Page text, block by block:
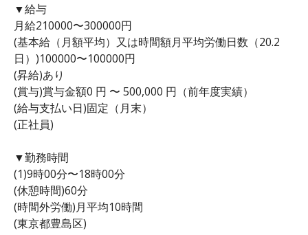
▼給与
月給210000〜300000円
(基本給（月額平均）又は時間額月平均労働日数（20.2
日）)100000〜100000円
(昇給)あり
(賞与)賞与金額0 円 〜 500,000 円（前年度実績）
(給与支払い日)固定（月末）
(正社員)
▼勤務時間
(1)9時00分〜18時00分
(休憩時間)60分
(時間外労働)月平均10時間
(東京都豊島区)